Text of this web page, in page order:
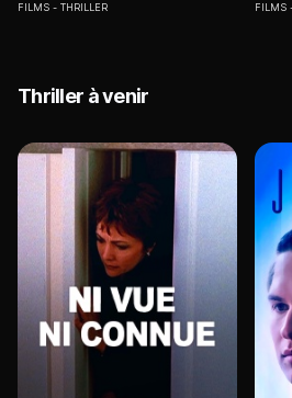
FILMS THRILLER FILMS
Thriller à venir